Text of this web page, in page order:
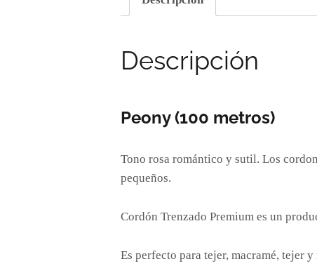
Descripción
Peony (100 metros)
Tono rosa romántico y sutil. Los
pequeños.
Cordón Trenzado Premium es un
Es perfecto para tejer, macramé, tejer